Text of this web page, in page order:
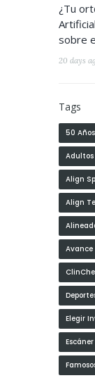
¿Tu
sobre
20 days
Tags
50 Años
Adultos
Align
Align
Avance
Elegir